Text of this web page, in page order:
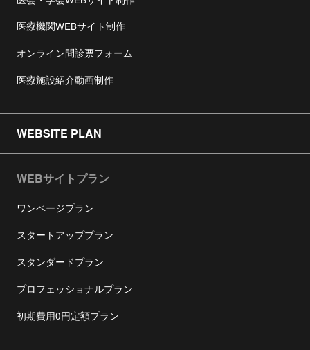
医療機関WEBサイト制作
オンライン問診票フォーム
医療施設紹介動画制作
WEBSITE PLAN
WEBサイトプラン
ワンページプラン
スタートアッププラン
スタンダードプラン
プロフェッショナルプラン
初期費用0円定額プラン